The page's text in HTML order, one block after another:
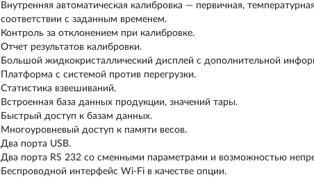
Внутренняя автоматическая калибровка — первичная,
соответствии с заданным временем.
Контроль за отклонением при калибровке.
Отчет результатов калибровки.
Большой жидкокристаллический дисплей с дополнительной
Платформа с системой против перегрузки.
Статистика взвешиваний.
Встроенная база данных продукции, значений тары.
Быстрый доступ к базам данных.
Многоуровневый доступ к памяти весов.
Два порта USB.
Два порта RS 232 со сменными параметрами и возможностью
Беспроводной интерфейс Wi-Fi в качестве опции.